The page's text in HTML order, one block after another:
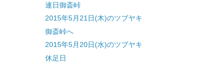
連日御斎峠
2015年5月21日(木)のツブヤキ
御斎峠へ
2015年5月20日(水)のツブヤキ
休足日